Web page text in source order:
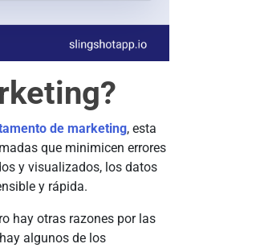
de marketing, esta
que minimicen errores
y visualizados, los datos
y rápida.
hay otras razones por las
algunos de los